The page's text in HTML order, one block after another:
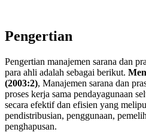
Pengertian
Pengertian manajemen sarana dan
para ahli adalah sebagai berikut.
(2003:2), Manajemen sarana dan
proses kerja sama pendayagunaan
secara efektif dan efisien yang
pendistribusian, penggunaan,
penghapusan.